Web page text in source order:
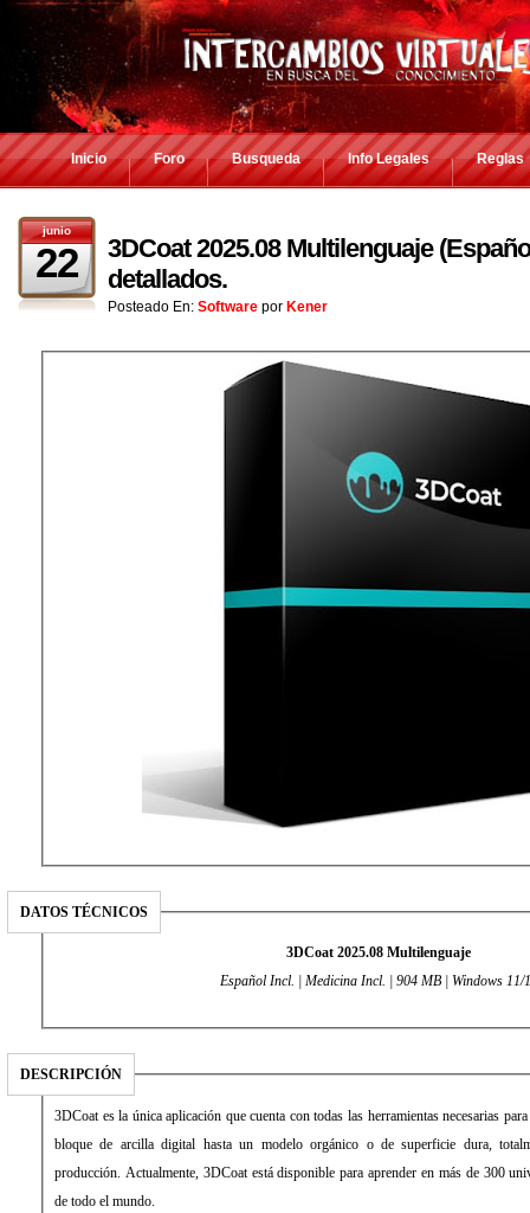
Inicio Foro Busqueda Info Legales Reglas
junio
22
3DCoat 2025.08 Multilenguaje
detallados.
Posteado En: Software por Kener
DATOS TÉCNICOS
3DCoat 2025.08 Multilenguaje
Español Incl. | Medicina Incl. | 904 MB | Windows 11/
DESCRIPCIÓN
3DCoat es la única aplicación que cuenta con todas las herramientas necesarias
bloque de arcilla digital hasta un modelo orgánico o de superficie dura,
producción. Actualmente, 3DCoat está disponible para aprender en más de 300
de todo el mundo.